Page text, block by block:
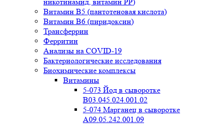
Витамин В5 (пантотеновая кислота)
Витамин В6 (пиридоксин)
Трансферрин
Ферритин
Анализы на COVID-19
Бактериологические исследования
Биохимические комплексы
Витамины
5-073 Йод в сыворотке
B03.045.024.001.02
5-074 Марганец в сыворотке
A09.05.242.001.09